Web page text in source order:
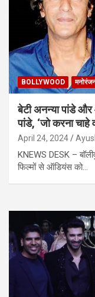
BOLLYWOOD
बेटी अनन्या पांडे
पांडे, ‘जो करना चाहे
April 24, 2024
KNEWS DESK –
फिल्मों से ऑडियंस को…